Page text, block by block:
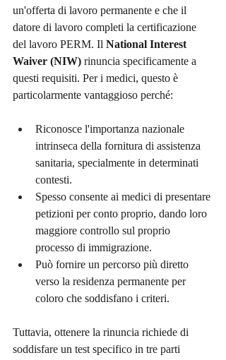
un'offerta di lavoro permanente e che il
datore di lavoro completi la certificazione
del lavoro PERM. Il National Interest
Waiver (NIW) rinuncia specificamente a
questi requisiti. Per i medici, questo è
particolarmente vantaggioso perché:
Riconosce l'importanza nazionale
intrinseca della fornitura di assistenza
sanitaria, specialmente in determinati
contesti.
Spesso consente ai medici di presentare
petizioni per conto proprio, dando loro
maggiore controllo sul proprio
processo di immigrazione.
Può fornire un percorso più diretto
verso la residenza permanente per
coloro che soddisfano i criteri.
Tuttavia, ottenere la rinuncia richiede di
soddisfare un test specifico in tre parti